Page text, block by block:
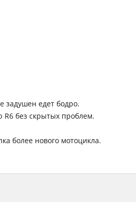
задушен едет бодро.
без скрытых проблем.
более нового мотоцикла.